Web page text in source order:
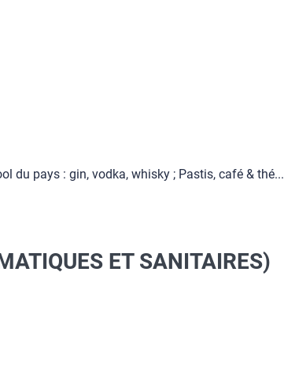
du pays : gin, vodka, whisky ; Pastis, café & thé...
ET SANITAIRES)